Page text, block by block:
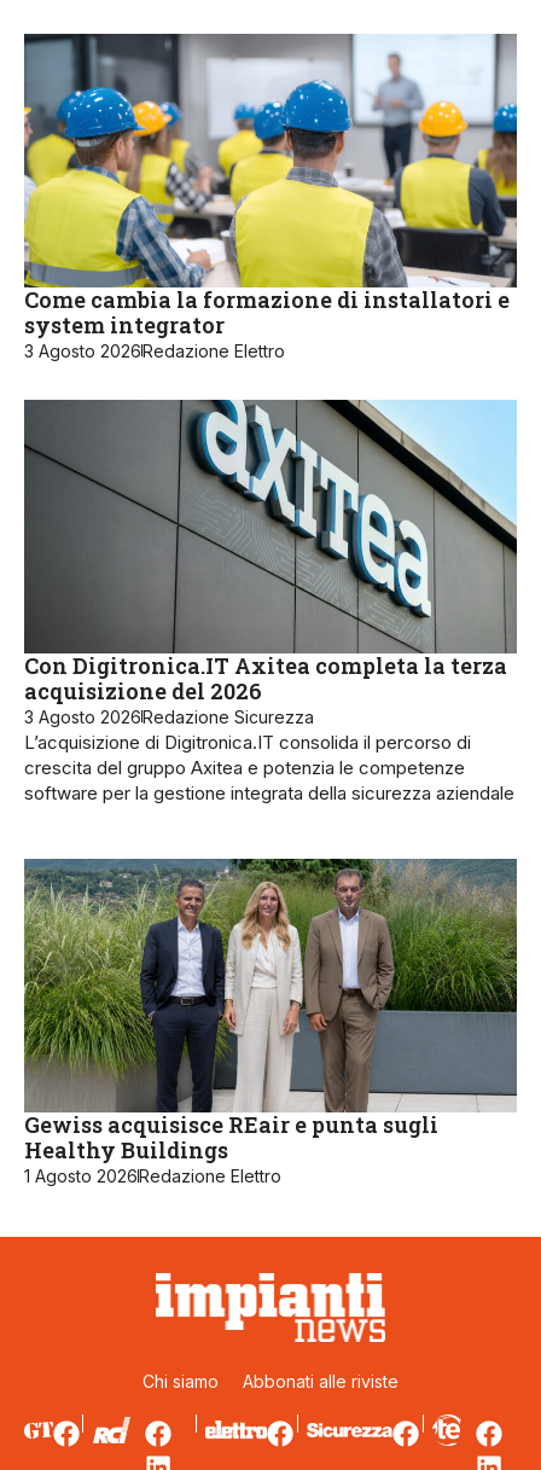
Come cambia la formazione di installatori e
system integrator
3 Agosto 2026Redazione Elettro
Con Digitronica.IT Axitea completa la terza
acquisizione del 2026
3 Agosto 2026Redazione Sicurezza
L’acquisizione di Digitronica.IT consolida il percorso di
crescita del gruppo Axitea e potenzia le competenze
software per la gestione integrata della sicurezza aziendale
Gewiss acquisisce REair e punta sugli
Healthy Buildings
1 Agosto 2026Redazione Elettro
Chi siamo Abbonati alle riviste